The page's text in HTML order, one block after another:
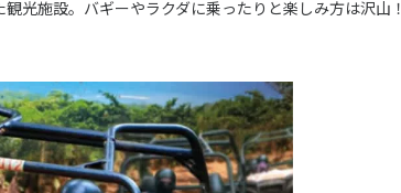
光施設。バギーやラクダに乗ったりと楽しみ方は沢山！